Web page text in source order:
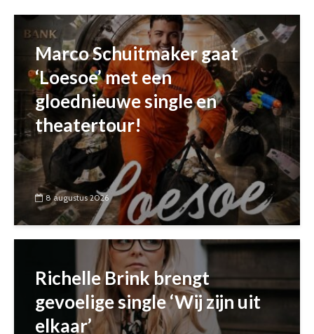
Marco Schuitmaker gaat
‘Loesoe’ met een
gloednieuwe single en
theatertour!
8 augustus 2026
Richelle Brink brengt
gevoelige single ‘Wij zijn uit
elkaar’